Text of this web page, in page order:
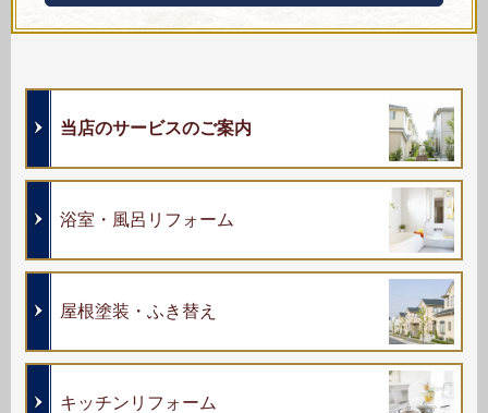
当店のサービスのご案内
浴室・風呂リフォーム
屋根塗装・ふき替え
キッチンリフォーム